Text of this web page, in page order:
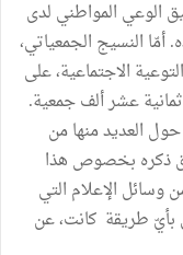
الوعي المواطني لدى
أمّا النسيج الجمعياتي،
الاجتماعية، على
عشر ألف جمعية.
العديد منها من
ذكره بخصوص هذا
الإعلام التي
بأيّ طريقة كانت، عن